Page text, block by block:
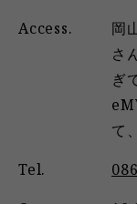
Access.
岡
さ
ぎ
て
Tel.